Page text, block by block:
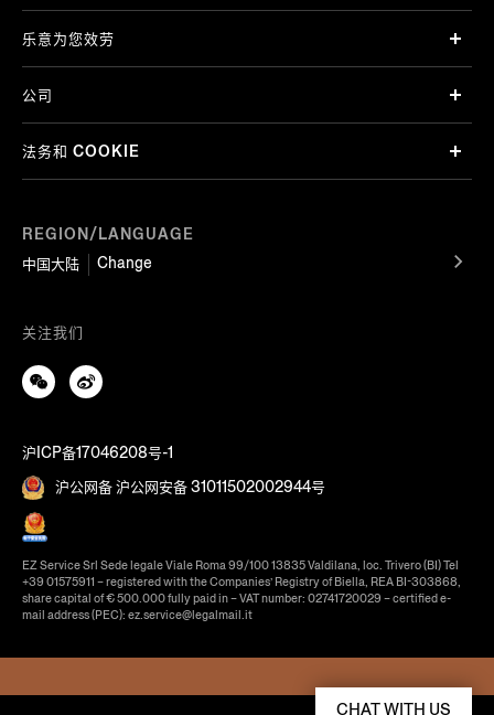
REGION/LANGUAGE
中国大陆
Change
乐意为您效劳
公司
法务和 COOKIE
关注我们
沪ICP备17046208号-1
沪公网备 沪公网安备 31011502002944号
EZ Service Srl Sede legale Viale Roma 99/100 13835 Valdilana, loc. Trivero (BI) Tel
+39 01575911 – registered with the Companies’ Registry of Biella, REA BI-303868,
share capital of € 500.000 fully paid in – VAT number: 02741720029 – certified e-
mail address (PEC): ez.service@legalmail.it
CHAT WITH US